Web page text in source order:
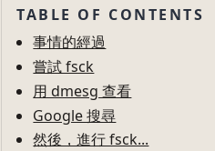
TABLE OF CONTENTS
事情的經過
嘗試 fsck
用 dmesg 查看
Google 搜尋
然後，進行 fsck...